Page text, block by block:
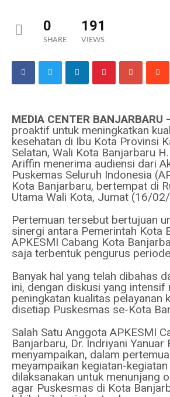
0
SHARE
191
VIEWS
MEDIA CENTER BANJARBARU
proaktif untuk meningkatkan
kesehatan di Ibu Kota Provinsi
Selatan, Wali Kota Banjarbaru
Ariffin menerima audiensi dari
Puskemas Seluruh Indonesia
Kota Banjarbaru, bertempat di
Utama Wali Kota, Jumat (16/
Pertemuan tersebut bertujuan
sinergi antara Pemerintah Kota
APKESMI Cabang Kota
saja terbentuk pengurus
Banyak hal yang telah dibahas
ini, dengan diskusi yang intensif
peningkatan kualitas pelayanan
disetiap Puskesmas se-Kota
Salah Satu Anggota APKESMI
Banjarbaru, Dr. Indriyani Yanuar
menyampaikan, dalam
meyampaikan kegiatan-
dilaksanakan untuk menunjang
agar Puskesmas di Kota